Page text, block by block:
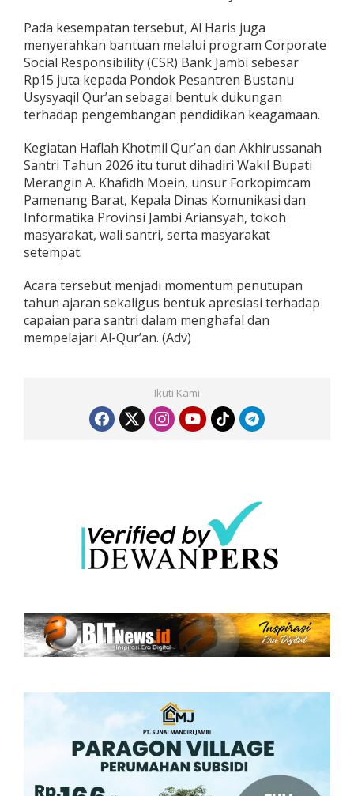
Pada kesempatan tersebut, Al Haris juga
menyerahkan bantuan melalui program Corporate
Social Responsibility (CSR) Bank Jambi sebesar
Rp15 juta kepada Pondok Pesantren Bustanu
Usysyaqil Qur’an sebagai bentuk dukungan
terhadap pengembangan pendidikan keagamaan.
Kegiatan Haflah Khotmil Qur’an dan Akhirussanah
Santri Tahun 2026 itu turut dihadiri Wakil Bupati
Merangin A. Khafidh Moein, unsur Forkopimcam
Pamenang Barat, Kepala Dinas Komunikasi dan
Informatika Provinsi Jambi Ariansyah, tokoh
masyarakat, wali santri, serta masyarakat
setempat.
Acara tersebut menjadi momentum penutupan
tahun ajaran sekaligus bentuk apresiasi terhadap
capaian para santri dalam menghafal dan
mempelajari Al-Qur’an. (Adv)
Ikuti Kami